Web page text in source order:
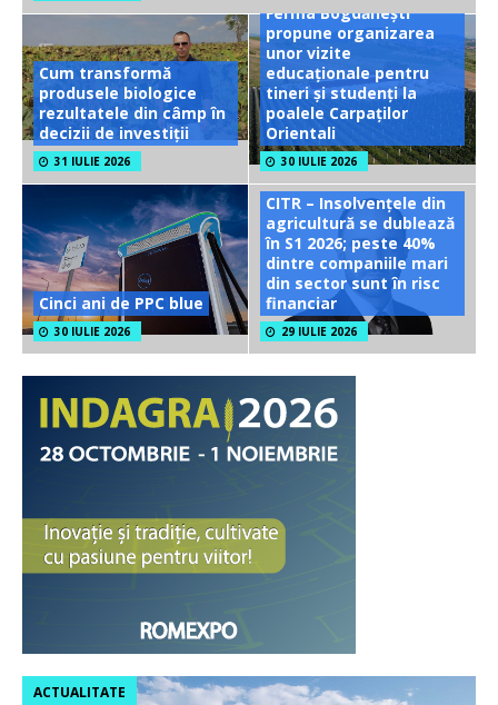
Cum transformă
produsele biologice
rezultatele din câmp în
decizii de investiții
31 IULIE 2026
Ferma Bogdănești
propune organizarea
unor vizite
educaționale pentru
tineri și studenți la
poalele Carpaților
Orientali
30 IULIE 2026
Cinci ani de PPC blue
30 IULIE 2026
CITR – Insolvențele din
agricultură se dublează
în S1 2026; peste 40%
dintre companiile mari
din sector sunt în risc
financiar
29 IULIE 2026
ACTUALITATE